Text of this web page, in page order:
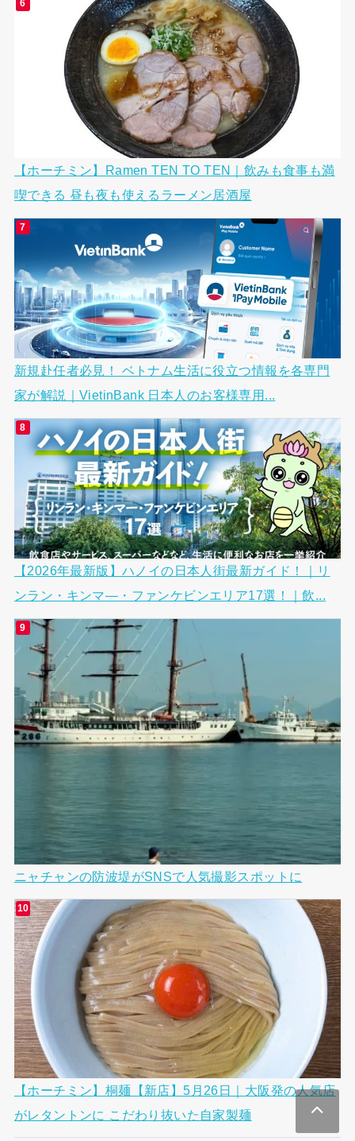
【ホーチミン】Ramen TEN TO TEN｜飲みも食事も満
喫できる 昼も夜も使えるラーメン居酒屋
新規赴任者必見！ ベトナム生活に役立つ情報を各専門
家が解説｜VietinBank 日本人のお客様専用...
【2026年最新版】ハノイの日本人街最新ガイド！｜リ
ンラン・キンマ―・ファンケビンエリア17選！｜飲...
ニャチャンの防波堤がSNSで人気撮影スポットに
【ホーチミン】桐麺【新店】5月26日｜大阪発の人気店
がレタントンに こだわり抜いた自家製麺